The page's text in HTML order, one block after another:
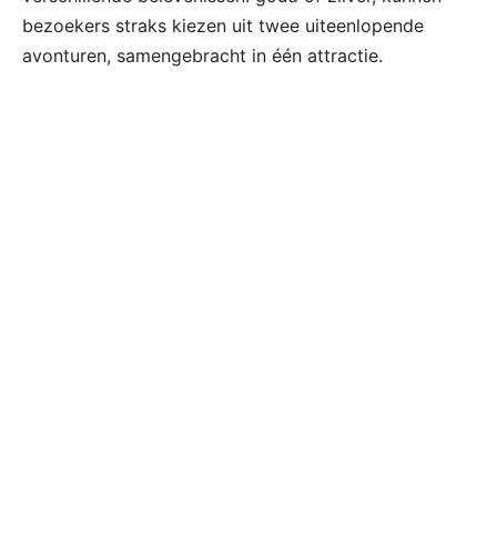
bezoekers straks kiezen uit twee uiteenlopende
avonturen, samengebracht in één attractie.